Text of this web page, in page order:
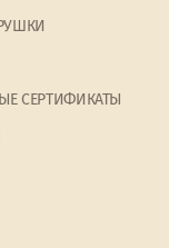
СЕРТИФИКАТЫ